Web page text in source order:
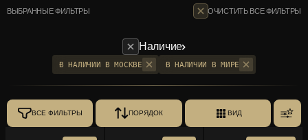
ВЫБРАННЫЕ ФИЛЬТРЫ ОЧИСТИТЬ ВСЕ ФИЛЬТРЫ
Наличие
В НАЛИЧИИ В МОСКВЕ В НАЛИЧИИ В МИРЕ
ВСЕ ФИЛЬТРЫ ПОРЯДОК ВИД